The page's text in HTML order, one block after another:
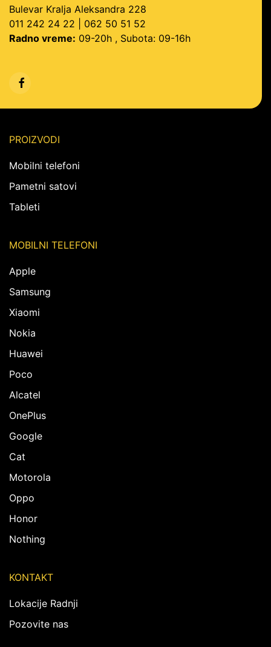
Bulevar Kralja Aleksandra 228
011 242 24 22 | 062 50 51 52
Radno vreme: 09-20h , Subota: 09-16h
PROIZVODI
Mobilni telefoni
Pametni satovi
Tableti
MOBILNI TELEFONI
Apple
Samsung
Xiaomi
Nokia
Huawei
Poco
Alcatel
OnePlus
Google
Cat
Motorola
Oppo
Honor
Nothing
KONTAKT
Lokacije Radnji
Pozovite nas